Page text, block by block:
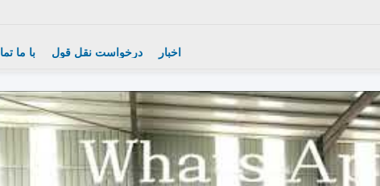
با ما درخواست نقل قول اخبار